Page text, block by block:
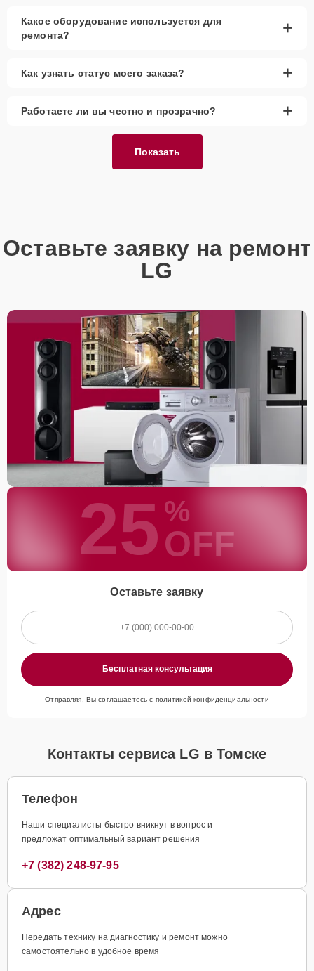
Какое оборудование используется для
ремонта?
+
Как узнать статус моего заказа? +
Работаете ли вы честно и прозрачно? +
Показать
Оставьте заявку на ремонт
LG
25 %
OFF
Оставьте заявку
Бесплатная консультация
Отправляя, Вы соглашаетесь с политикой конфиденциальности
Контакты сервиса LG в Томске
Телефон
Наши специалисты быстро вникнут в вопрос и
предложат оптимальный вариант решения
+7 (382) 248-97-95
Адрес
Передать технику на диагностику и ремонт можно
самостоятельно в удобное время